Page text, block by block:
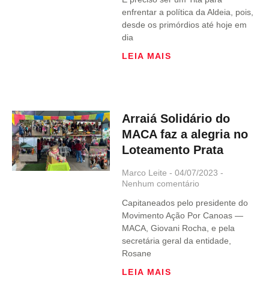
enfrentar a política da Aldeia, pois,
desde os primórdios até hoje em
dia
LEIA MAIS
Arraiá Solidário do
MACA faz a alegria no
Loteamento Prata
Marco Leite 04/07/2023
Nenhum comentário
Capitaneados pelo presidente do
Movimento Ação Por Canoas —
MACA, Giovani Rocha, e pela
secretária geral da entidade,
Rosane
LEIA MAIS